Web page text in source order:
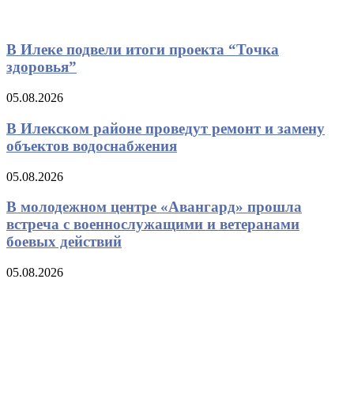
В Илеке подвели итоги проекта “Точка
здоровья”
05.08.2026
В Илекском районе проведут ремонт и замену
объектов водоснабжения
05.08.2026
В молодежном центре «Авангард» прошла
встреча с военнослужащими и ветеранами
боевых действий
05.08.2026